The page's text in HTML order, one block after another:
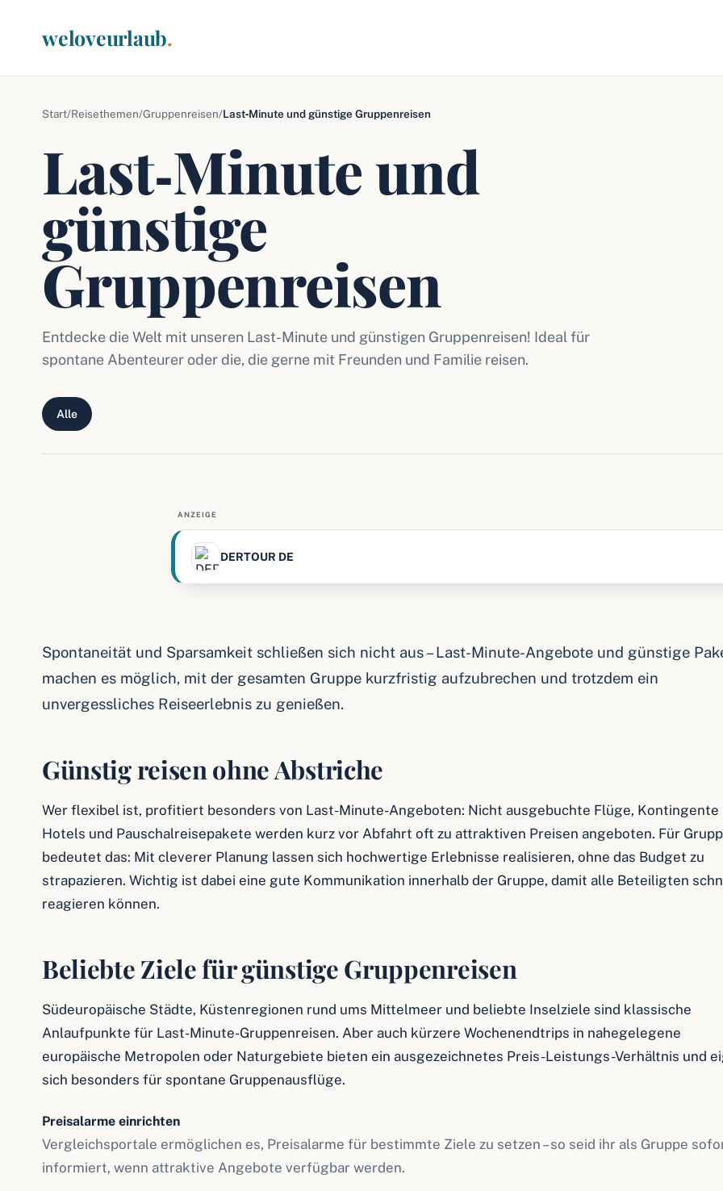
weloveurlaub.
Start/Reisethemen/Gruppenreisen/Last‑Minute und günstige Gruppenreisen
Last‑Minute und
günstige
Gruppenreisen
Entdecke die Welt mit unseren Last-Minute und günstigen Gruppenreisen! Ideal für
spontane Abenteurer oder die, die gerne mit Freunden und Familie reisen.
Alle
ANZEIGE
DERTOUR DE
Spontaneität und Sparsamkeit schließen sich nicht aus – Last-Minute-Angebote und günstige
machen es möglich, mit der gesamten Gruppe kurzfristig aufzubrechen und trotzdem ein
unvergessliches Reiseerlebnis zu genießen.
Günstig reisen ohne Abstriche
Wer flexibel ist, profitiert besonders von Last-Minute-Angeboten: Nicht ausgebuchte Flüge, Kontingente
Hotels und Pauschalreisepakete werden kurz vor Abfahrt oft zu attraktiven Preisen angeboten. Für
bedeutet das: Mit cleverer Planung lassen sich hochwertige Erlebnisse realisieren, ohne das Budget zu
strapazieren. Wichtig ist dabei eine gute Kommunikation innerhalb der Gruppe, damit alle Beteiligten
reagieren können.
Beliebte Ziele für günstige Gruppenreisen
Südeuropäische Städte, Küstenregionen rund ums Mittelmeer und beliebte Inselziele sind klassische
Anlaufpunkte für Last-Minute-Gruppenreisen. Aber auch kürzere Wochenendtrips in nahegelegene
europäische Metropolen oder Naturgebiete bieten ein ausgezeichnetes Preis-Leistungs-Verhältnis und
sich besonders für spontane Gruppenausflüge.
Preisalarme einrichten
Vergleichsportale ermöglichen es, Preisalarme für bestimmte Ziele zu setzen – so seid ihr als Gruppe
informiert, wenn attraktive Angebote verfügbar werden.